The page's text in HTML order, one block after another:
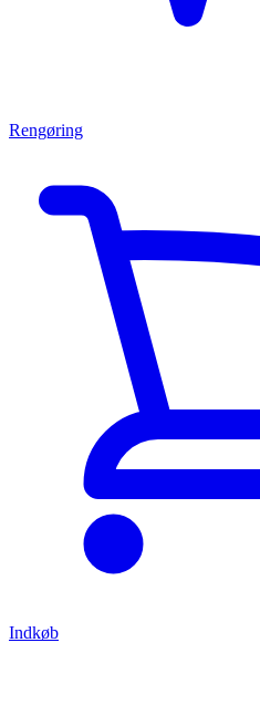
Rengøring
Indkøb